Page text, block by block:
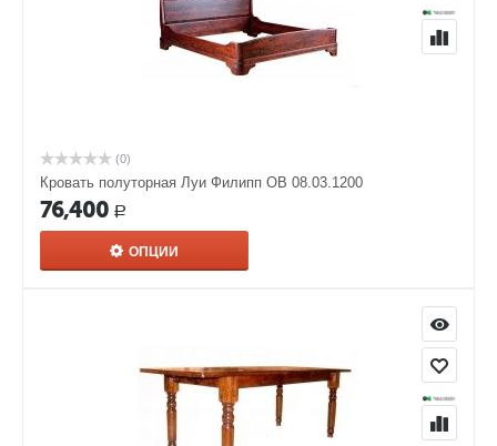
(0)
Кровать полуторная Луи Филипп ОВ 08.03.1200
76,400 Р
ОПЦИИ